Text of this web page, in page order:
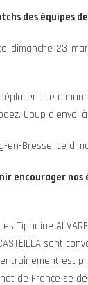
des équipes
dimanche 23
ce
Coup d’envoi
en-Bresse, ce
encourager nos
Tiphaine
sont
est
de France se